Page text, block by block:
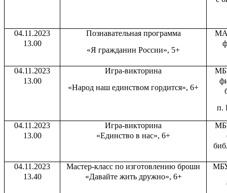
04.11.2023
13.00
Познавательная программа
«Я гражданин России», 5+
04.11.2023
13.00
Игра-викторина
«Народ наш единством гордится», 6+
п.
04.11.2023
13.00
Игра-викторина
«Единство в нас», 6+
04.11.2023
13.40
Мастер-класс по изготовлению броши
«Давайте жить дружно», 6+